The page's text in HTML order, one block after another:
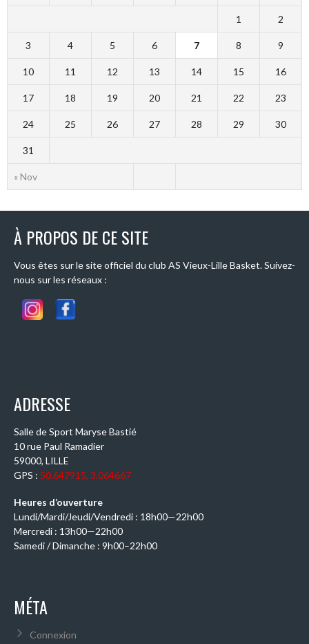
« Nov
1 2
3 4 5 6 7 8 9
10 11 12 13 14 15 16
17 18 19 20 21 22 23
24 25 26 27 28 29 30
31
À PROPOS DE CE SITE
Vous êtes sur le site officiel du club AS Vieux-Lille Basket. Suivez-
nous sur les réseaux :
ADRESSE
Salle de Sport Maryse Bastié
10 rue Paul Ramadier
59000, LILLE
GPS : 50.647915, 3.064667
Heures d’ouverture
Lundi/Mardi/Jeudi/Vendredi : 18h00—22h00
Mercredi : 13h00—22h00
Samedi / Dimanche : 9h00–22h00
MÉTA
Connexion